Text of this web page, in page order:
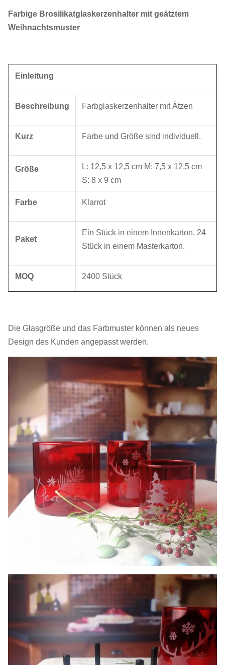
Farbige Brosilikatglaskerzenhalter mit geätztem
Weihnachtsmuster
Einleitung
Beschreibung Farbglaskerzenhalter mit Ätzen
Kurz Farbe und Größe sind individuell.
Größe
L: 12,5 x 12,5 cm M: 7,5 x 12,5 cm
S: 8 x 9 cm
Farbe Klarrot
Paket
Ein Stück in einem Innenkarton, 24
Stück in einem Masterkarton.
MOQ 2400 Stück
Unsere Firma und Fabrik bemühen sich sehr um
die Qualitätskontrolle. Wir liefern hochwertige
Glaswaren zu einem günstigen Preis.Wir möchten
mit unseren Freunden und Geschäftspartnern aus
der ganzen Welt zusammenarbeiten..
Die Glasgröße und das Farbmuster können als neues
Design des Kunden angepasst werden.